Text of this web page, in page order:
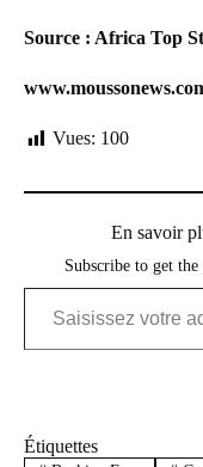
Source : Africa Top
Vues: 100
En savoir
Subscribe to get
Saisissez votre adresse e-mail…
Étiquettes